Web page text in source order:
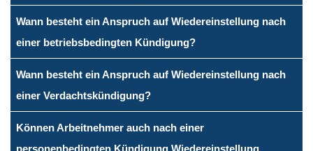
Wann besteht ein Anspruch auf Wiedereinstellung nach
einer betriebsbedingten Kündigung?
Wann besteht ein Anspruch auf Wiedereinstellung nach
einer Verdachtskündigung?
Können Arbeitnehmer auch nach einer
personenbedingten Kündigung Wiedereinstellung